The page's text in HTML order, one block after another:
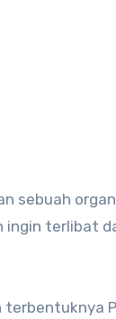
ingin terlibat